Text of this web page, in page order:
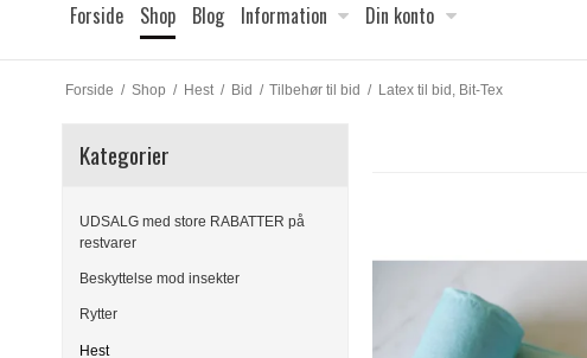
Forside Shop Blog Information Din konto
Forside / Shop / Hest / Bid / Tilbehør til bid / Latex til bid, Bit-Tex
Kategorier
UDSALG med store RABATTER på
restvarer
Beskyttelse mod insekter
Rytter
Hest